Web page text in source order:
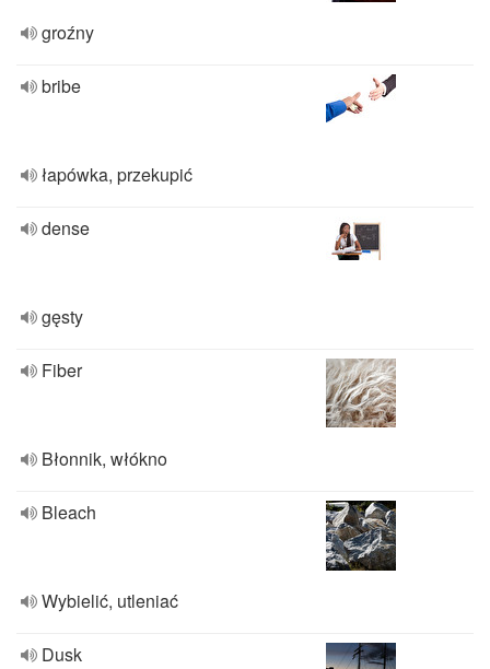
groźny
bribe
łapówka, przekupić
dense
gęsty
Fiber
Błonnik, włókno
Bleach
Wybielić, utleniać
Dusk